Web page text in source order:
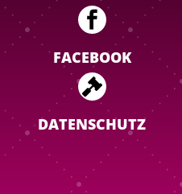

FACEBOOK

DATENSCHUTZ